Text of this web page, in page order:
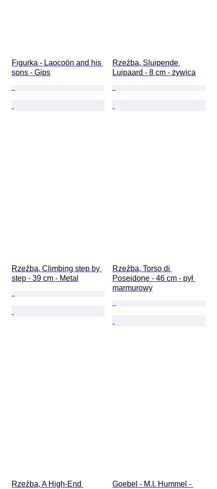
Figurka - Laocoön and his
sons - Gips
Rzeźba, Sluipende
Luipaard - 8 cm - żywica
Rzeźba, Climbing step by
step - 39 cm - Metal
Rzeźba, Torso di
Poseidone - 46 cm - pył
marmurowy
Rzeźba, A High-End
Goebel - M.I. Hummel -